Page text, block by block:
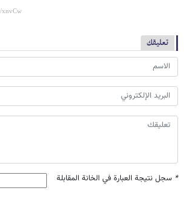
تعليقك
* سجل نتيجة العبارة في الخانة المقابلة